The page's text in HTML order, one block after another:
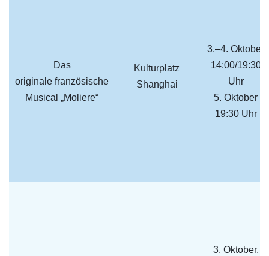
Das
originale französische
Musical „Moliere“
Kulturplatz
Shanghai
3.–4. Oktober
14:00/19:30
Uhr
5. Oktober
19:30 Uhr
3. Oktober,